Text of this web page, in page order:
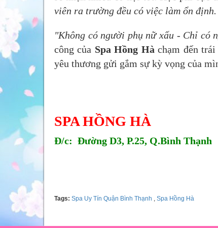
viên ra trường đều có việc làm ổn định.
"Không có người phụ nữ xấu - Chỉ có
công của Spa Hồng Hà chạm đến
yêu thương gửi gắm sự kỳ vọng của
SPA HỒNG HÀ
Đ/c: Đường D3, P.25, Q.Bình Thạnh
Tags: Spa Uy Tín Quận Bình Thạnh , Spa Hồng Hà